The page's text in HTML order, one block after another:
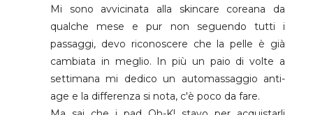
Mi sono avvicinata alla skincare coreana da
qualche mese e pur non seguendo tutti i
passaggi, devo riconoscere che la pelle è già
cambiata in meglio. In più un paio di volte a
settimana mi dedico un automassaggio anti-
age e la differenza si nota, c'è poco da fare.